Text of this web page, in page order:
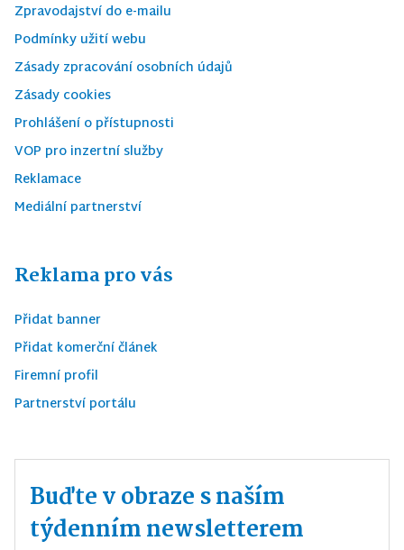
Zpravodajství do e-mailu
Podmínky užití webu
Zásady zpracování osobních údajů
Zásady cookies
Prohlášení o přístupnosti
VOP pro inzertní služby
Reklamace
Mediální partnerství
Reklama pro vás
Přidat banner
Přidat komerční článek
Firemní profil
Partnerství portálu
Buďte v obraze s naším
týdenním newsletterem